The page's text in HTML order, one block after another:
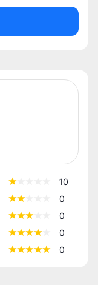
10
0
0
0
0